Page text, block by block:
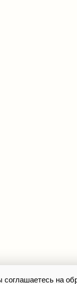
соглашаетесь на